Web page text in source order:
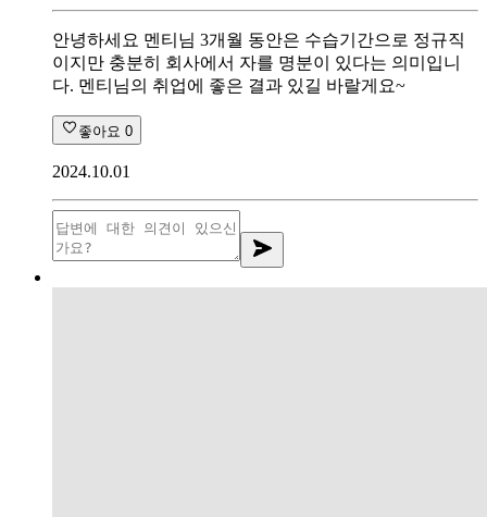
안녕하세요 멘티님 3개월 동안은 수습기간으로 정규직
이지만 충분히 회사에서 자를 명분이 있다는 의미입니
다. 멘티님의 취업에 좋은 결과 있길 바랄게요~
좋아요 0
2024.10.01